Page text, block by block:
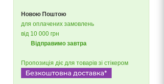
Новою Поштою
для оплачених замовлень
від 10 000 грн
Відправимо завтра
Пропозиція діє для товарів зі стікером